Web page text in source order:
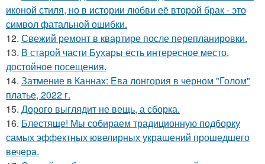
иконой стиля, но в истории любви её второй брак - это
символ фатальной ошибки.
12. Свежий ремонт в квартире после перепланировки.
13. В старой части Бухары есть интересное место,
достойное посещения.
14. Затмение в Каннах: Ева лонгория в черном "Голом"
платье, 2022 г.
15. Дорого выглядит не вещь, а сборка.
16. Блестяще! Мы собираем традиционную подборку
самых эффектных ювелирных украшений прошедшего
вечера.